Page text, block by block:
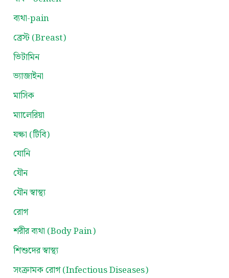
ব্যথা-pain
ব্রেস্ট (Breast)
ভিটামিন
ভ্যাজাইনা
মাসিক
ম্যালেরিয়া
যক্ষা (টিবি)
যোনি
যৌন
যৌন স্বাস্থ্য
রোগ
শরীর ব্যথা (Body Pain)
শিশুদের স্বাস্থ্য
সংক্রামক রোগ (Infectious Diseases)